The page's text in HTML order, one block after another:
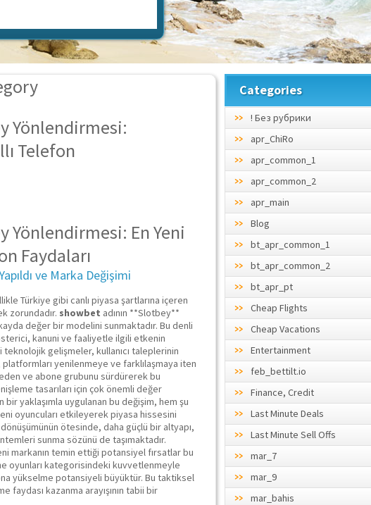
Yönlendirmesi:
Telefon
Yönlendirmesi: En Yeni
Faydaları
ve Marka Değişimi
Türkiye gibi canlı piyasa şartlarına içeren
zorundadır. showbet adının **Slotbey**
değer bir modelini sunmaktadır. Bu denli
kanuni ve faaliyetle ilgili etkenin
gelişmeler, kullanıcı taleplerinin
yenilenmeye ve farklılaşmaya iten
ve abone grubunu sürdürerek bu
tasarıları için çok önemli değer
yaklaşımla uygulanan bu değişim, hem şu
oyuncuları etkileyerek piyasa hissesini
ötesinde, daha güçlü bir altyapı,
sunma sözünü de taşımaktadır.
markanın temin ettiği potansiyel fırsatlar bu
oyunları kategorisindeki kuvvetlenmeyle
yükselme potansiyeli büyüktür. Bu taktiksel
kazanma arayışının tabii bir
Categories
! Без рубрики
apr_ChiRo
apr_common_1
apr_common_2
apr_main
Blog
bt_apr_common_1
bt_apr_common_2
bt_apr_pt
Cheap Flights
Cheap Vacations
Entertainment
feb_bettilt.io
Finance, Credit
Last Minute Deals
Last Minute Sell Offs
mar_7
mar_9
mar_bahis